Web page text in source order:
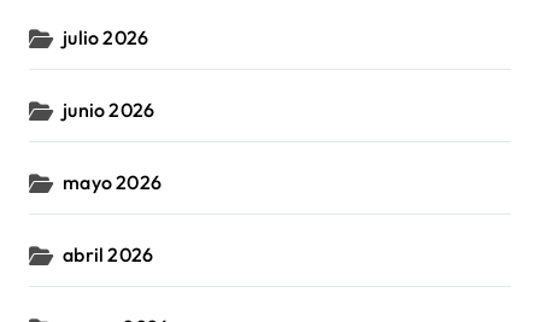
julio 2026
junio 2026
mayo 2026
abril 2026